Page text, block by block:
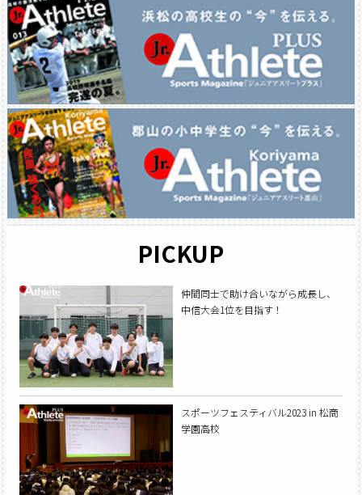
PICKUP
仲間同士で助け合いながら成長し、
中信大会1位を目指す！
スポーツフェスティバル2023 in 松商
学園高校